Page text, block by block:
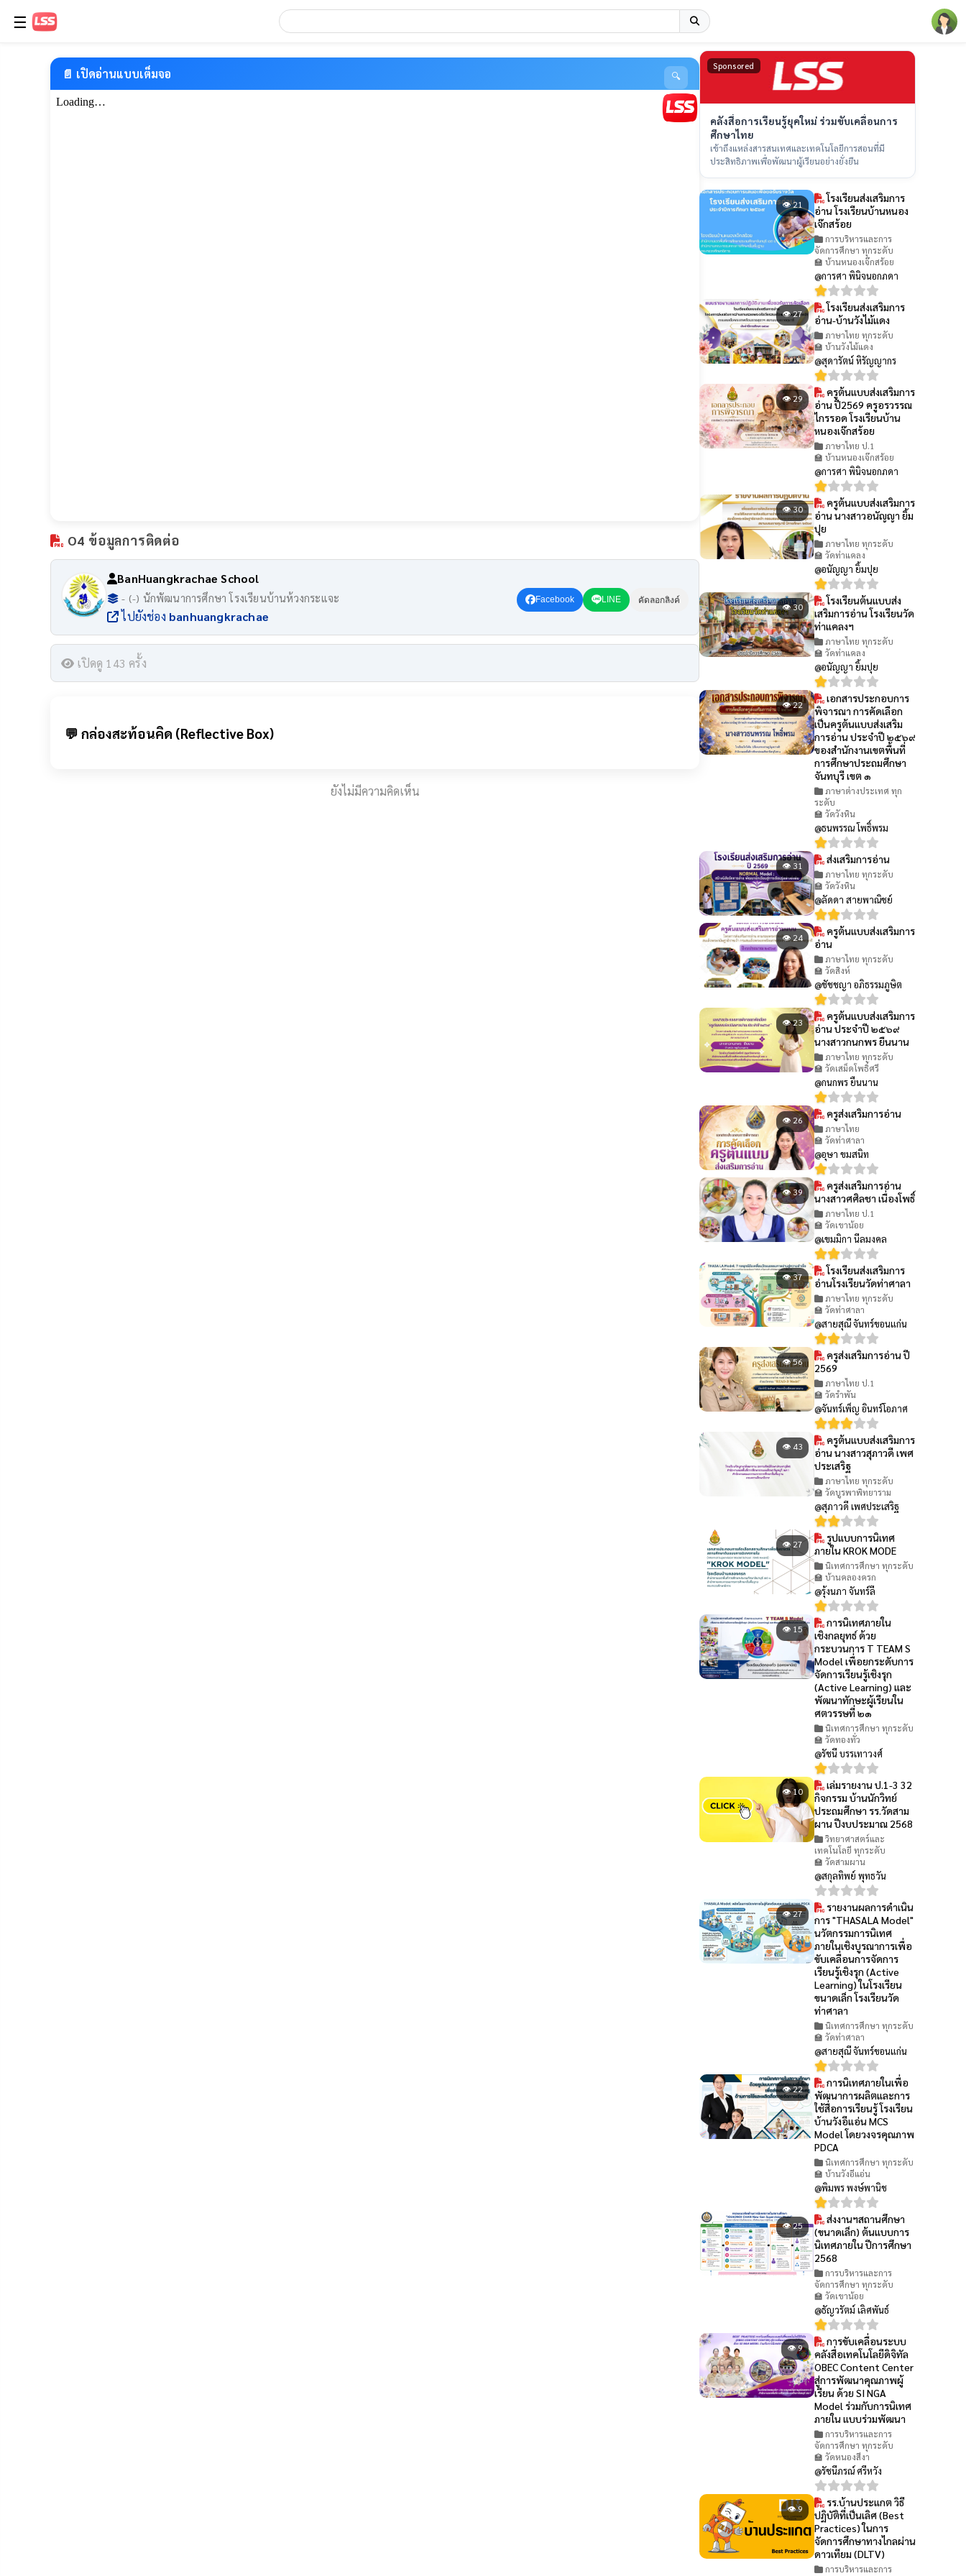
☰
📄 เปิดอ่านแบบเต็มจอ 🔍
O4 ข้อมูลการติดต่อ
BanHuangkrachae School
- (-) นักพัฒนาการศึกษา โรงเรียนบ้านห้วงกระแจะ
ไปยังช่อง banhuangkrachae
Facebook LINE คัดลอกลิงค์
เปิดดู 143 ครั้ง
💬 กล่องสะท้อนคิด (Reflective Box)
ยังไม่มีความคิดเห็น
Sponsored
คลังสื่อการเรียนรู้ยุคใหม่ ร่วมขับเคลื่อนการ
ศึกษาไทย
เข้าถึงแหล่งสารสนเทศและเทคโนโลยีการสอนที่มี
ประสิทธิภาพเพื่อพัฒนาผู้เรียนอย่างยั่งยืน
👁 21
โรงเรียนส่งเสริมการ
อ่าน โรงเรียนบ้านหนอง
เจ๊กสร้อย
การบริหารและการ
จัดการศึกษา ทุกระดับ
🏫 บ้านหนองเจ๊กสร้อย
@การศา พินิจนอกภดา
👁 27
โรงเรียนส่งเสริมการ
อ่าน-บ้านวังไม้แดง
ภาษาไทย ทุกระดับ
🏫 บ้านวังไม้แดง
@สุดารัตน์ หิรัญญากร
👁 29
ครูต้นแบบส่งเสริมการ
อ่าน ปี2569 ครูอรวรรณ
ไกรรอด โรงเรียนบ้าน
หนองเจ๊กสร้อย
ภาษาไทย ป.1
🏫 บ้านหนองเจ๊กสร้อย
@การศา พินิจนอกภดา
👁 30
ครูต้นแบบส่งเสริมการ
อ่าน นางสาวอนัญญา ยิ้ม
ปุย
ภาษาไทย ทุกระดับ
🏫 วัดท่าแคลง
@อนัญญา ยิ้มปุย
👁 30
โรงเรียนต้นแบบส่ง
เสริมการอ่าน โรงเรียนวัด
ท่าแคลงฯ
ภาษาไทย ทุกระดับ
🏫 วัดท่าแคลง
@อนัญญา ยิ้มปุย
👁 22
เอกสารประกอบการ
พิจารณา การคัดเลือก
เป็นครูต้นแบบส่งเสริม
การอ่าน ประจำปี ๒๕๖๙
ของสำนักงานเขตพื้นที่
การศึกษาประถมศึกษา
จันทบุรี เขต ๑
ภาษาต่างประเทศ ทุก
ระดับ
🏫 วัดวังหิน
@ธนพรรณ โพธิ์พรม
👁 31 ส่งเสริมการอ่าน
ภาษาไทย ทุกระดับ
🏫 วัดวังหิน
@ลัดดา สายพาณิชย์
👁 24
ครูต้นแบบส่งเสริมการ
อ่าน
ภาษาไทย ทุกระดับ
🏫 วัดสิงห์
@ชัชชญา อภิธรรมภูษิต
👁 23
ครูต้นแบบส่งเสริมการ
อ่าน ประจำปี ๒๕๖๙
นางสาวกนกพร ยืนนาน
ภาษาไทย ทุกระดับ
🏫 วัดเสม็ดโพธิ์ศรี
@กนกพร ยืนนาน
👁 26 ครูส่งเสริมการอ่าน
ภาษาไทย
🏫 วัดท่าศาลา
@อุษา ขมสนิท
👁 39
ครูส่งเสริมการอ่าน
นางสาวศศิลชา เนื่องโพธิ์
ภาษาไทย ป.1
🏫 วัดเขาน้อย
@เขมมิกา นีลมงคล
👁 37
โรงเรียนส่งเสริมการ
อ่านโรงเรียนวัดท่าศาลา
ภาษาไทย ทุกระดับ
🏫 วัดท่าศาลา
@สายสุณี จันทร์ขอนแก่น
👁 56
ครูส่งเสริมการอ่าน ปี
2569
ภาษาไทย ป.1
🏫 วัดรำพัน
@จันทร์เพ็ญ อินทร์โอภาศ
👁 43
ครูต้นแบบส่งเสริมการ
อ่าน นางสาวสุภาวดี เพศ
ประเสริฐ
ภาษาไทย ทุกระดับ
🏫 วัดบูรพาพิทยาราม
@สุภาวดี เพศประเสริฐ
👁 27
รูปแบบการนิเทศ
ภายใน KROK MODE
นิเทศการศึกษา ทุกระดับ
🏫 บ้านคลองครก
@รุ้งนภา จันทร์ลี
👁 15
การนิเทศภายใน
เชิงกลยุทธ์ ด้วย
กระบวนการ T TEAM S
Model เพื่อยกระดับการ
จัดการเรียนรู้เชิงรุก
(Active Learning) และ
พัฒนาทักษะผู้เรียนใน
ศตวรรษที่ ๒๑
นิเทศการศึกษา ทุกระดับ
🏫 วัดทองทั่ว
@รัชนี บรรเทาวงศ์
👁 10
เล่มรายงาน ป.1-3 32
กิจกรรม บ้านนักวิทย์
ประถมศึกษา รร.วัดสาม
ผาน ปีงบประมาณ 2568
วิทยาศาสตร์และ
เทคโนโลยี ทุกระดับ
🏫 วัดสามผาน
@สกุลทิพย์ พุทธวัน
👁 27
รายงานผลการดำเนิน
การ "THASALA Model"
นวัตกรรมการนิเทศ
ภายในเชิงบูรณาการเพื่อ
ขับเคลื่อนการจัดการ
เรียนรู้เชิงรุก (Active
Learning) ในโรงเรียน
ขนาดเล็ก โรงเรียนวัด
ท่าศาลา
นิเทศการศึกษา ทุกระดับ
🏫 วัดท่าศาลา
@สายสุณี จันทร์ขอนแก่น
👁 22
การนิเทศภายในเพื่อ
พัฒนาการผลิตและการ
ใช้สื่อการเรียนรู้ โรงเรียน
บ้านวังอีแอ่น MCS
Model โดยวงจรคุณภาพ
PDCA
นิเทศการศึกษา ทุกระดับ
🏫 บ้านวังอีแอ่น
@พิมพร พงษ์พานิช
👁 25
ส่งงานฯสถานศึกษา
(ขนาดเล็ก) ต้นแบบการ
นิเทศภายใน ปีการศึกษา
2568
การบริหารและการ
จัดการศึกษา ทุกระดับ
🏫 วัดเขาน้อย
@ธัญวรัตม์ เลิศพันธ์
👁 9
การขับเคลื่อนระบบ
คลังสื่อเทคโนโลยีดิจิทัล
OBEC Content Center
สู่การพัฒนาคุณภาพผู้
เรียน ด้วย SI NGA
Model ร่วมกับการนิเทศ
ภายใน แบบร่วมพัฒนา
การบริหารและการ
จัดการศึกษา ทุกระดับ
🏫 วัดหนองสีงา
@รัชนีภรณ์ ศรีหวัง
👁 9
รร.บ้านประแกต วิธี
ปฏิบัติที่เป็นเลิศ (Best
Practices) ในการ
จัดการศึกษาทางไกลผ่าน
ดาวเทียม (DLTV)
การบริหารและการ